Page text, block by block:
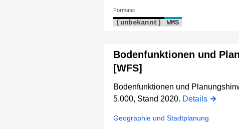
Formate:
(unbekannt) WMS
Bodenfunktionen und
[WFS]
Bodenfunktionen und
5.000, Stand 2020. Details
Geographie und Stadtplanung